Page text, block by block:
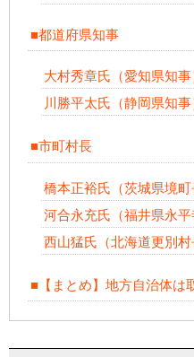
■都道府県知事
大村秀章氏（愛知県知事
川勝平太氏（静岡県知事
■市町村長
橋本正裕氏（茨城県境町
河合永充氏（福井県永平
西山猛氏（北海道更別村
■【まとめ】地方自治体は